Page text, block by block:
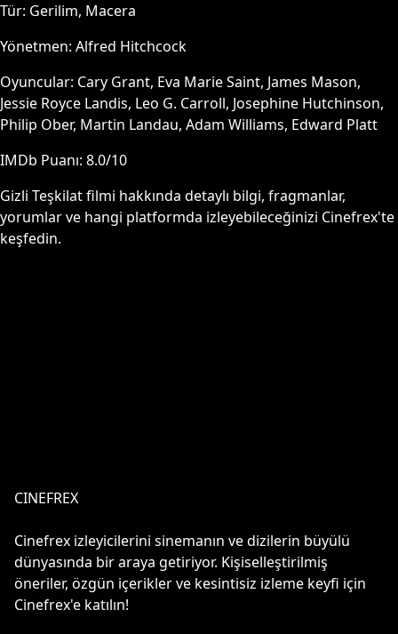
Tür: Gerilim, Macera
Yönetmen: Alfred Hitchcock
Oyuncular: Cary Grant, Eva Marie Saint, James Mason,
Jessie Royce Landis, Leo G. Carroll, Josephine Hutchinson,
Philip Ober, Martin Landau, Adam Williams, Edward Platt
IMDb Puanı: 8.0/10
Gizli Teşkilatfilmi hakkında detaylı bilgi, fragmanlar,
yorumlar ve hangi platformda izleyebileceğinizi Cinefrex'te
keşfedin.
CINEFREX
Cinefrex izleyicilerini sinemanın ve dizilerin büyülü
dünyasında bir araya getiriyor. Kişiselleştirilmiş
öneriler, özgün içerikler ve kesintisiz izleme keyfi için
Cinefrex'e katılın!